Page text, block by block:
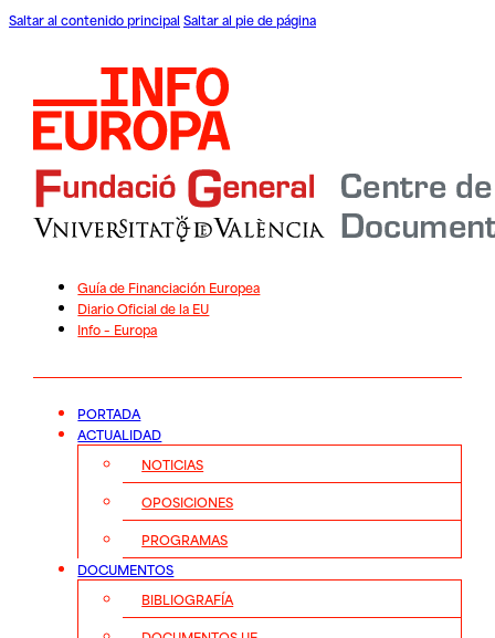
Saltar al contenido principal Saltar al pie de página
Guía de Financiación Europea
Diario Oficial de la EU
Info – Europa
PORTADA
ACTUALIDAD
NOTICIAS
OPOSICIONES
PROGRAMAS
DOCUMENTOS
BIBLIOGRAFÍA